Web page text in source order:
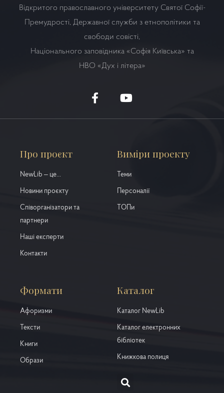
Відкритого православного університету Святої Софії-
Премудрості, Державної служби з етнополітики та
свободи совісті,
Національного заповідника «Софія Київська» та
НВО «Дух і літера»
Про проєкт
NewLib – це...
Новини проєкту
Співорганізатори та
партнери
Наші експерти
Контакти
Виміри проекту
Теми
Персоналії
ТОПи
Формати
Афоризми
Тексти
Книги
Образи
Каталог
Каталог NewLib
Каталог електронних
бібліотек
Книжкова полиця